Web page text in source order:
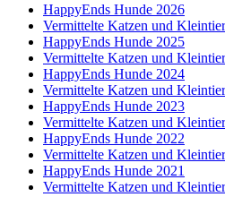
HappyEnds Hunde 2026
Vermittelte Katzen und
HappyEnds Hunde 2025
Vermittelte Katzen und
HappyEnds Hunde 2024
Vermittelte Katzen und
HappyEnds Hunde 2023
Vermittelte Katzen und
HappyEnds Hunde 2022
Vermittelte Katzen und
HappyEnds Hunde 2021
Vermittelte Katzen und